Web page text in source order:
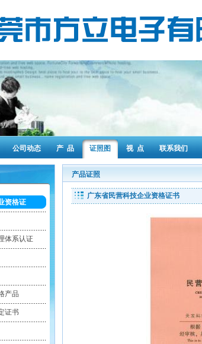
公司动态 产 品 证照图 视 点 联系我们
资格证
体系认证
产品
证书
产品证照
广东省民营科技企业资格证书